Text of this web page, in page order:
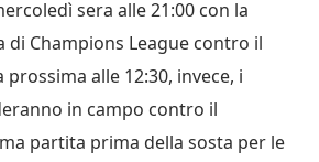
sera alle 21:00 con la
di Champions League contro il
prossima alle 12:30, invece, i
in campo contro il
partita prima della sosta per le